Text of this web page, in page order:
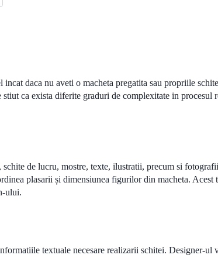
daca nu aveti o macheta pregatita sau propriile
ca exista diferite graduri de complexitate in procesul
de lucru, mostre, texte, ilustratii, precum si
plasarii și dimensiunea figurilor din macheta. Acest
ului.
textuale necesare realizarii schitei. Designer-ul